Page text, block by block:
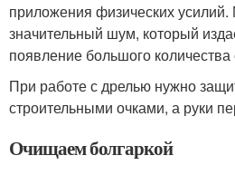
приложения физических
значительный шум, который
появление большого количества
При работе с дрелью нужно
строительными очками, а руки
Очищаем болгаркой